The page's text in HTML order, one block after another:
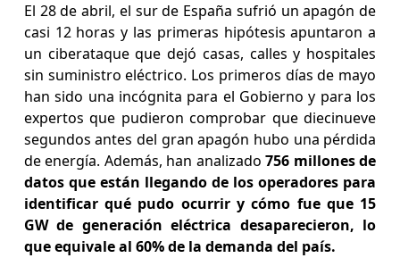
El 28 de abril, el sur de España sufrió un apagón de
casi 12 horas y las primeras hipótesis apuntaron a
un ciberataque que dejó casas, calles y hospitales
sin suministro eléctrico. Los primeros días de mayo
han sido una incógnita para el Gobierno y para los
expertos que pudieron comprobar que diecinueve
segundos antes del gran apagón hubo una pérdida
de energía. Además, han analizado756 millones de
datos que están llegando de los operadores para
identificar qué pudo ocurrir y cómo fue que 15
GW de generación eléctrica desaparecieron, lo
que equivale al 60% de la demanda del país.